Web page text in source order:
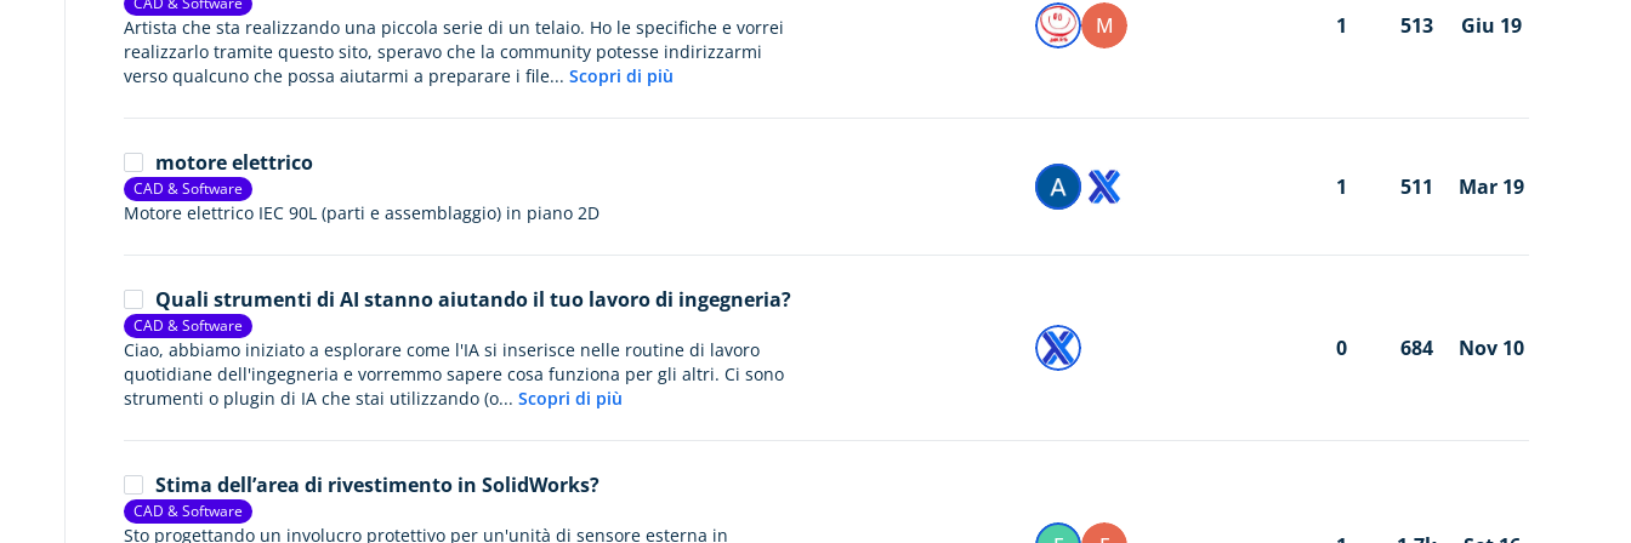
Artista che sta realizzando una piccola serie di un telaio. Ho le specifiche e vorrei
realizzarlo tramite questo sito, speravo che la community potesse indirizzarmi
verso qualcuno che possa aiutarmi a preparare i file... Scopri di più
M 1 513 Giu 19
motore elettrico
CAD & Software
Motore elettrico IEC 90L (parti e assemblaggio) in piano 2D
1 511 Mar 19
Quali strumenti di AI stanno aiutando il tuo lavoro di ingegneria?
CAD & Software
Ciao, abbiamo iniziato a esplorare come l'IA si inserisce nelle routine di lavoro
quotidiane dell'ingegneria e vorremmo sapere cosa funziona per gli altri. Ci sono
strumenti o plugin di IA che stai utilizzando (o... Scopri di più
0 684 Nov 10
Stima dell’area di rivestimento in SolidWorks?
CAD & Software
Sto progettando un involucro protettivo per un'unità di sensore esterna in